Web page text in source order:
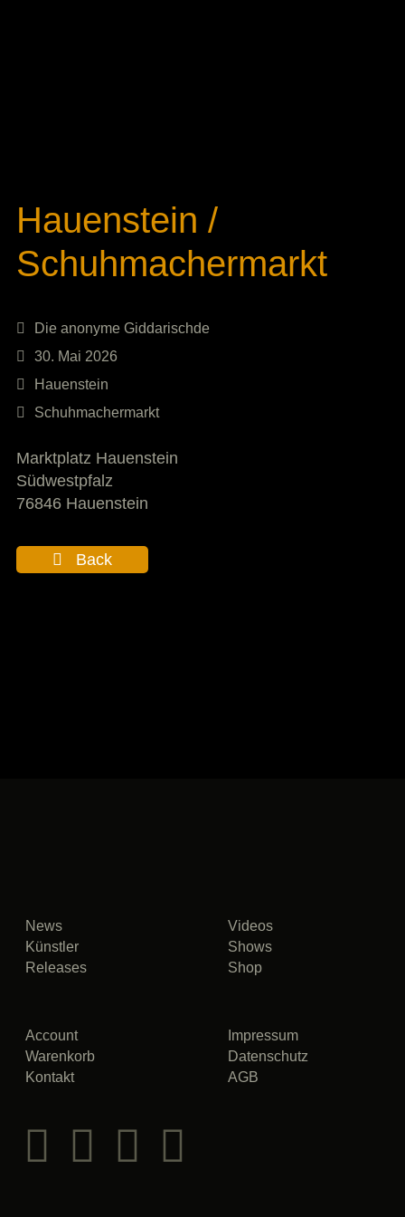
Hauenstein /
Schuhmachermarkt
Die anonyme Giddarischde
30. Mai 2026
Hauenstein
Schuhmachermarkt
Marktplatz Hauenstein
Südwestpfalz
76846 Hauenstein
Back
News
Künstler
Releases
Videos
Shows
Shop
Account
Warenkorb
Kontakt
Impressum
Datenschutz
AGB